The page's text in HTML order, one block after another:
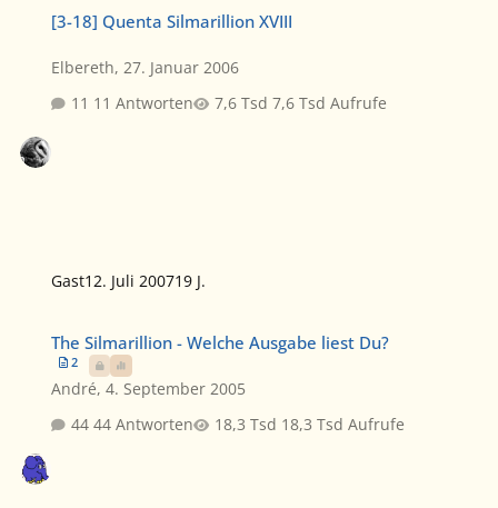
[3-18] Quenta Silmarillion XVIII
Elbereth,27. Januar 2006
11 Antworten
7,6 Tsd Aufrufe
Gast12. Juli 200719 J.
The Silmarillion - Welche Ausgabe liest Du?
2
André,4. September 2005
44 Antworten
18,3 Tsd Aufrufe